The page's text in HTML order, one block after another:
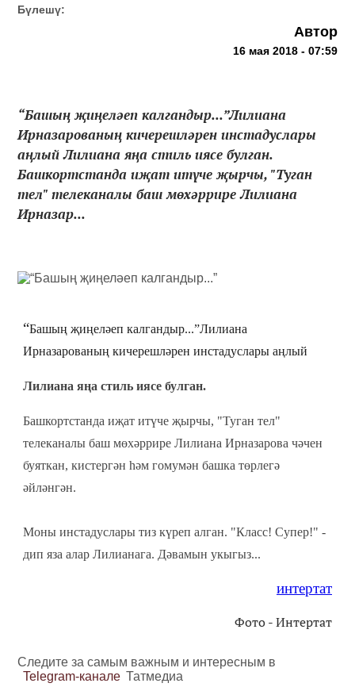
Бүлешү:
Автор
16 мая 2018 - 07:59
“Башың җиңеләеп калгандыр...”Лилиана
Ирназарованың кичерешләрен инстадуслары
аңлый Лилиана яңа стиль иясе булган.
Башкортстанда иҗат итүче җырчы, "Туган
тел" телеканалы баш мөхәррире Лилиана
Ирназар...
“Башың җиңеләеп калгандыр...”Лилиана
Ирназарованың кичерешләрен инстадуслары аңлый
Лилиана яңа стиль иясе булган.
Башкортстанда иҗат итүче җырчы, "Туган тел"
телеканалы баш мөхәррире Лилиана Ирназарова чәчен
буяткан, кистергән һәм гомумән башка төрлегә
әйләнгән.
Моны инстадуслары тиз күреп алган. "Класс! Супер!" -
дип яза алар Лилианага. Дәвамын укыгыз...
интертат
Фото - Интертат
Следите за самым важным и интересным в
Telegram-канале Татмедиа